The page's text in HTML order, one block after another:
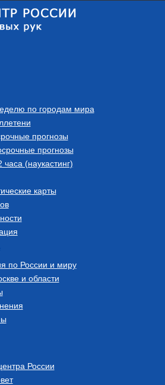
по городам мира
прогнозы
прогнозы
часа (наукастинг)
карты
по России и миру
и области
России